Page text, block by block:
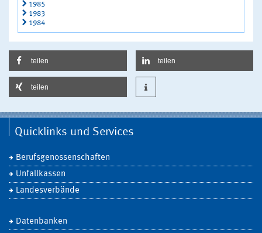
1985
1983
1984
teilen teilen
teilen
Quicklinks und Services
Berufsgenossenschaften
Unfallkassen
Landesverbände
Datenbanken